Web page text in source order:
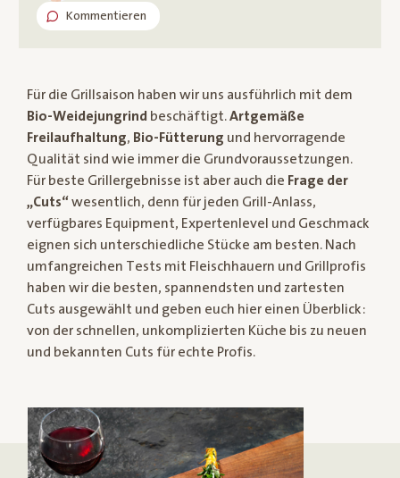
Kommentieren
Für die Grillsaison haben wir uns ausführlich mit dem
Bio-Weidejungrind beschäftigt.Artgemäße
Freilaufhaltung, Bio-Fütterung und hervorragende
Qualität sind wie immer die Grundvoraussetzungen.
Für beste Grillergebnisse ist aber auch die Frage der
„Cuts“wesentlich, denn für jeden Grill-Anlass,
verfügbares Equipment, Expertenlevel und Geschmack
eignen sich unterschiedliche Stücke am besten. Nach
umfangreichen Tests mit Fleischhauern und Grillprofis
haben wir die besten, spannendsten und zartesten
Cuts ausgewählt und geben euch hier einen Überblick:
von der schnellen, unkomplizierten Küche bis zu neuen
und bekannten Cuts für echte Profis.